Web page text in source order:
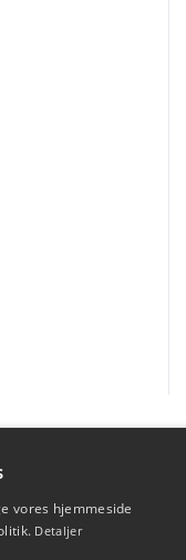
vores hjemmeside
Detaljer